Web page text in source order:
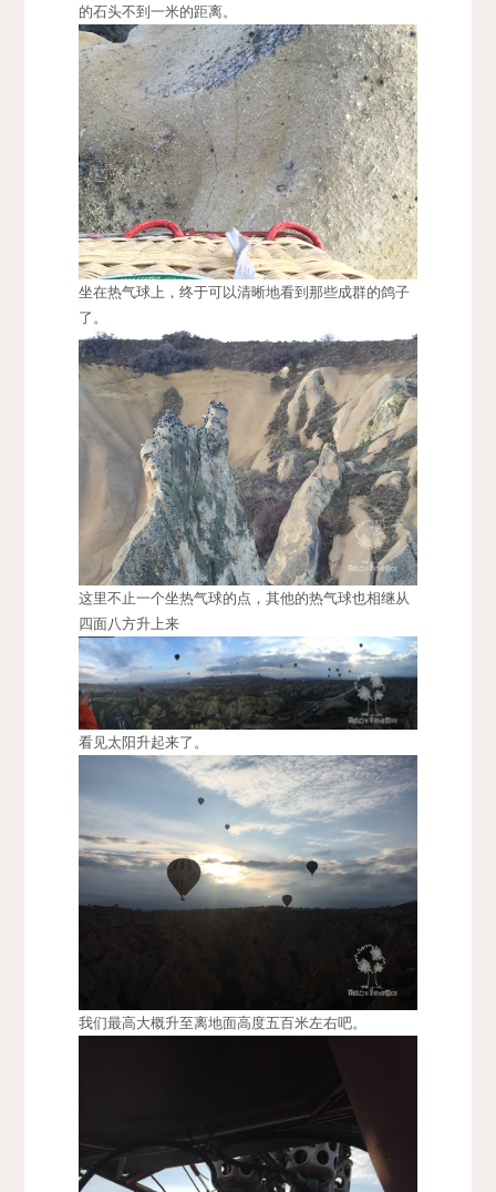
的石头不到一米的距离。
坐在热气球上，终于可以清晰地看到那些成群的鸽子
了。
这里不止一个坐热气球的点，其他的热气球也相继从
四面八方升上来
看见太阳升起来了。
我们最高大概升至离地面高度五百米左右吧。